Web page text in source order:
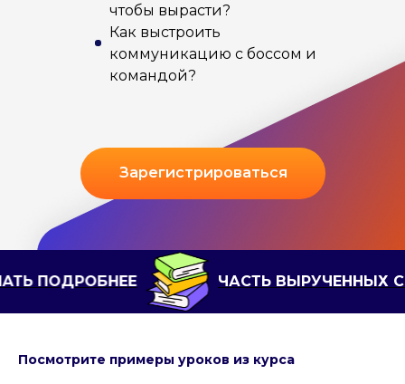
чтобы вырасти?
Как выстроить
коммуникацию с боссом и
командой?
Зарегистрироваться
ЧАСТЬ ВЫРУЧЕННЫХ СРЕДСТВ ИДЕТ
Посмотрите примеры уроков из курса